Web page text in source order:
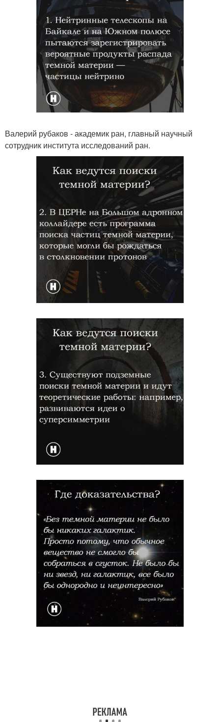
Валерий рубаков - академик ран, главный научный
сотрудник института исследований ран.